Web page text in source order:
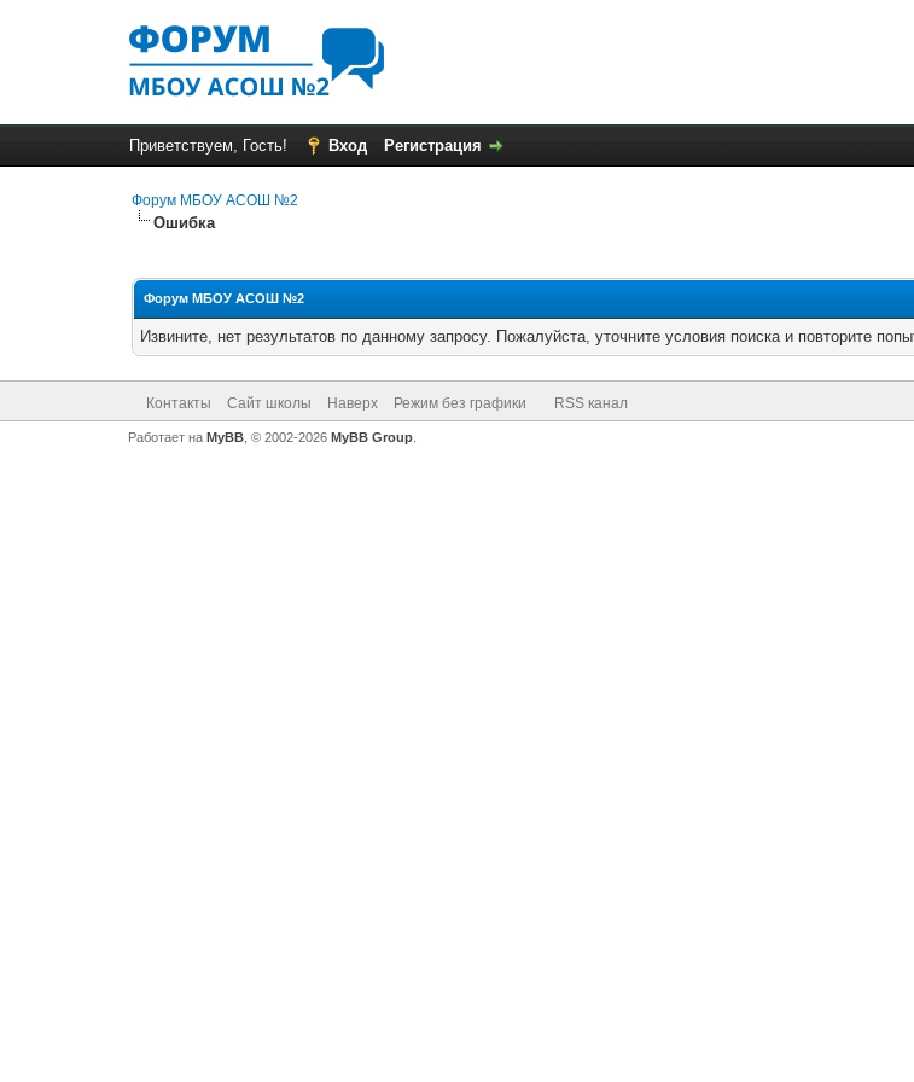
Приветствуем, Гость! Вход Регистрация
Форум МБОУ АСОШ №2
Ошибка
Форум МБОУ АСОШ №2
Извините, нет результатов по данному запросу. Пожалуйста, уточните условия поиска и повторите
Контакты Сайт школы Наверх Режим без графики RSS канал
Работает на MyBB, © 2002-2026 MyBB Group.